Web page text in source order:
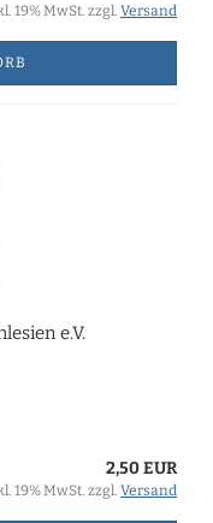
19% MwSt. zzgl. Versand
e.V.
2,50 EUR
19% MwSt. zzgl. Versand